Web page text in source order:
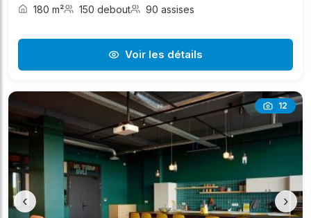
180 m² 150 debout 90 assises
Voir les détails
12
‹ ›